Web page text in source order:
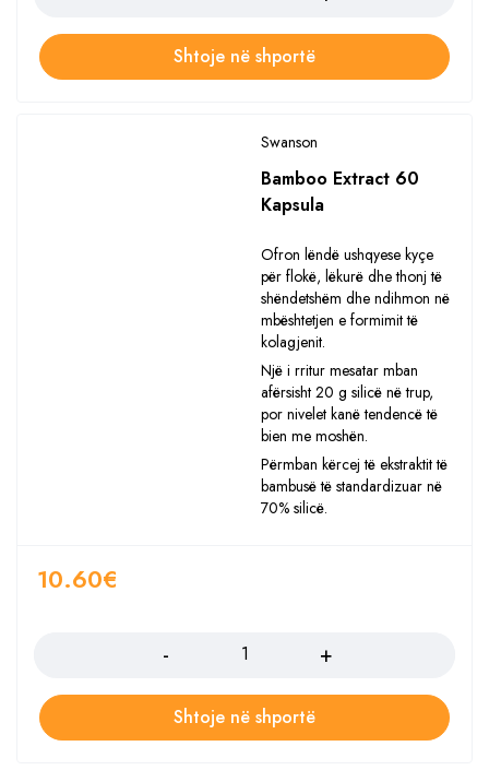
Shtoje në shportë
Swanson
Bamboo Extract 60
Kapsula
Ofron lëndë ushqyese kyçe
për flokë, lëkurë dhe thonj të
shëndetshëm dhe ndihmon në
mbështetjen e formimit të
kolagjenit.
Një i rritur mesatar mban
afërsisht 20 g silicë në trup,
por nivelet kanë tendencë të
bien me moshën.
Përmban kërcej të ekstraktit të
bambusë të standardizuar në
70% silicë.
10.60€
Shtoje në shportë